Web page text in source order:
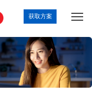
获取方案